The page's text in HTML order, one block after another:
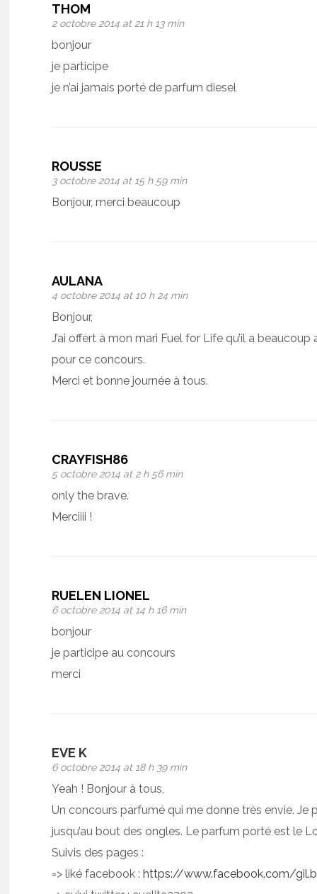
THOM
2 octobre 2014 at 21 h 13 min
bonjour
je participe
je n’ai jamais porté de parfum diesel
ROUSSE
3 octobre 2014 at 15 h 59 min
Bonjour, merci beaucoup
AULANA
4 octobre 2014 at 10 h 24 min
Bonjour,
J’ai offert à mon mari Fuel for Life qu’il a
pour ce concours.
Merci et bonne journée à tous.
CRAYFISH86
5 octobre 2014 at 2 h 56 min
only the brave.
Merciiii !
RUELEN LIONEL
6 octobre 2014 at 14 h 16 min
bonjour
je participe au concours
merci
EVE K
6 octobre 2014 at 18 h 39 min
Yeah ! Bonjour à tous,
Un concours parfumé qui me donne très envie. Je
jusqu’au bout des ongles. Le parfum porté est le
Suivis des pages :
=> liké facebook :https://www.facebook.com/